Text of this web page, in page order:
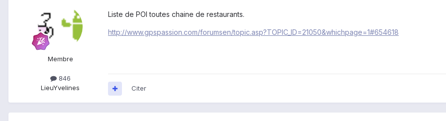
Membre
846
LieuYvelines
Liste de POI toutes chaine de restaurants.
http://www.gpspassion.com/forumsen/topic.asp?TOPIC_ID=21050&whichpage=1#654618
Citer